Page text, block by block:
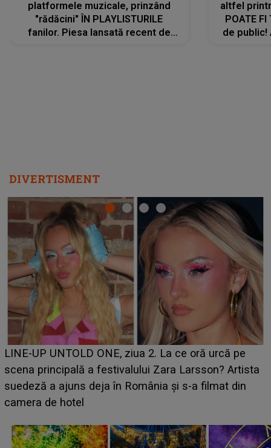
platformele muzicale, prinzând
"rădăcini" ÎN PLAYLISTURILE
fanilor. Piesa lansată recent de
altfel
POATE FI
de public!
DIVERTISMENT
Ce a dezvăluit noua concurentă din "Casa Iubirii" l-a
luat prin surprindere pe Emanuel. CINE ESTE
BĂIATUL VIZAT de Alexandra?! Aflându-se în fața
faptului împlinit, A RECUNOSCUT IMEDIAT: "Am